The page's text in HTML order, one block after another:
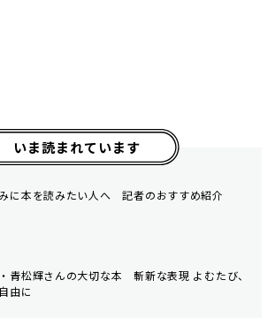
いま読まれています
に本を読みたい人へ 記者のおすすめ紹介
青松輝さんの大切な本 斬新な表現 よむたび、
由に